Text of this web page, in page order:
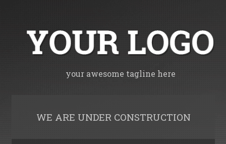
your awesome tagline here
WE ARE UNDER CONSTRUCTION